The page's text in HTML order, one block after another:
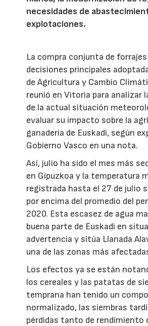
necesidades de
explotaciones.
La compra conjunta de forrajes
decisiones principales
de Agricultura y Cambio
reunió en Vitoria para analizar
de la actual situación
evaluar su impacto sobre la
ganadería de Euskadi, según
Gobierno Vasco en una nota.
Así, julio ha sido el mes más
en Gipuzkoa y la temperatura
registrada hasta el 27 de julio
por encima del promedio del
2020. Esta escasez de agua
buena parte de Euskadi en
advertencia y sitúa Llanada
una de las zonas más
Los efectos ya se están
los cereales y las patatas de
temprana han tenido un
normalizado, las siembras
pérdidas tanto de rendimiento